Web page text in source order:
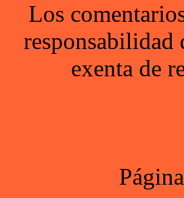
Los
responsabilidad
exenta de